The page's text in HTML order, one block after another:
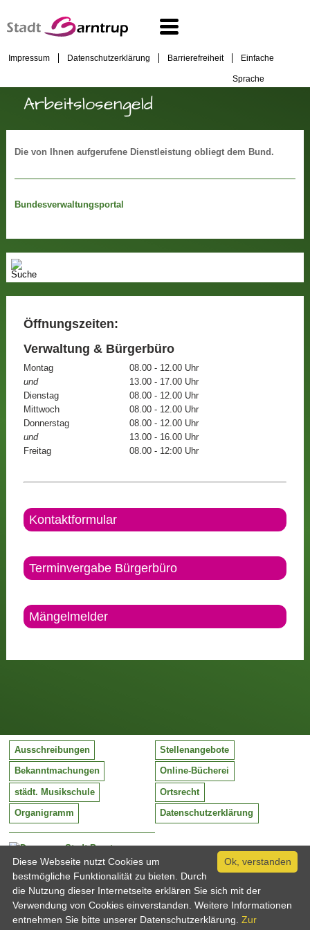
Impressum Datenschutzerklärung Barrierefreiheit Einfache
Sprache
Arbeitslosengeld
Die von Ihnen aufgerufene Dienstleistung obliegt dem Bund.
Bundesverwaltungsportal
Öffnungszeiten:
Verwaltung & Bürgerbüro
Montag
08.00 - 12.00 Uhr
und
13.00 - 17.00 Uhr
Dienstag
08.00 - 12.00 Uhr
Mittwoch
08.00 - 12.00 Uhr
Donnerstag
08.00 - 12.00 Uhr
und
13.00 - 16.00 Uhr
Freitag
08.00 - 12:00 Uhr
Kontaktformular
Terminvergabe Bürgerbüro
Mängelmelder
Stadt Barntrup
Mittelstraße 38
32683 Barntrup
Tel:
Email:
05263 / 409-0
info@barntrup.de
Ausschreibungen Stellenangebote
Bekanntmachungen Online-Bücherei
städt. Musikschule Ortsrecht
Organigramm Datenschutzerklärung
Ok, verstanden
Diese Webseite nutzt Cookies um
bestmögliche Funktionalität zu bieten. Durch
die Nutzung dieser Internetseite erklären Sie sich mit der
Verwendung von Cookies einverstanden. Weitere Informationen
entnehmen Sie bitte unserer Datenschutzerklärung. Zur